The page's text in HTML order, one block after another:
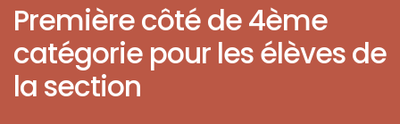
Première côté de 4ème
catégorie pour les élèves de
la section